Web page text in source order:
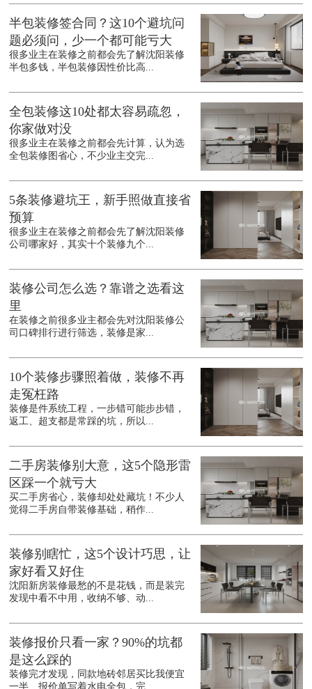
半包装修签合同？这10个避坑问
题必须问，少一个都可能亏大
很多业主在装修之前都会先了解沈阳装修
半包多钱，半包装修因性价比高...
全包装修这10处都太容易疏忽，
你家做对没
很多业主在装修之前都会先计算，认为选
全包装修图省心，不少业主交完...
5条装修避坑王，新手照做直接省
预算
很多业主在装修之前都会先了解沈阳装修
公司哪家好，其实十个装修九个...
装修公司怎么选？靠谱之选看这
里
在装修之前很多业主都会先对沈阳装修公
司口碑排行进行筛选，装修是家...
10个装修步骤照着做，装修不再
走冤枉路
装修是件系统工程，一步错可能步步错，
返工、超支都是常踩的坑，所以...
二手房装修别大意，这5个隐形雷
区踩一个就亏大
买二手房省心，装修却处处藏坑！不少人
觉得二手房自带装修基础，稍作...
装修别瞎忙，这5个设计巧思，让
家好看又好住
沈阳新房装修最愁的不是花钱，而是装完
发现中看不中用，收纳不够、动...
装修报价只看一家？90%的坑都
是这么踩的
装修完才发现，同款地砖邻居买比我便宜
一半、报价单写着水电全包，完...